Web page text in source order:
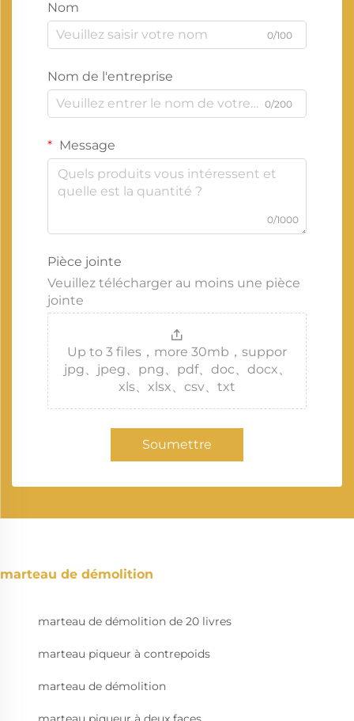
Nom
0/100
Nom de l'entreprise
0/200
Message
0/1000
Pièce jointe
Veuillez télécharger au moins une pièce
jointe
Up to 3 files，more 30mb，suppor
jpg、jpeg、png、pdf、doc、docx、
xls、xlsx、csv、txt
Soumettre
marteau de démolition
marteau de démolition de 20 livres
marteau piqueur à contrepoids
marteau de démolition